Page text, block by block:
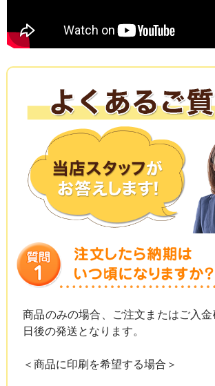
商品のみの場合、ご注文またはご入
日後の発送となります。
＜商品に印刷を希望する場合＞